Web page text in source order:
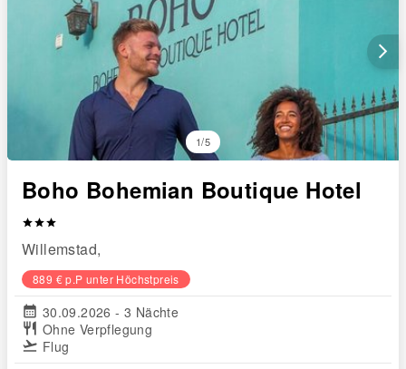
arrow_forward_ios
1/5
Boho Bohemian Boutique Hotel
starstarstar
Willemstad,
889 € p.P unter Höchstpreis
calendar_month 30.09.2026 - 3 Nächte
restaurant Ohne Verpflegung
flight_takeoff Flug